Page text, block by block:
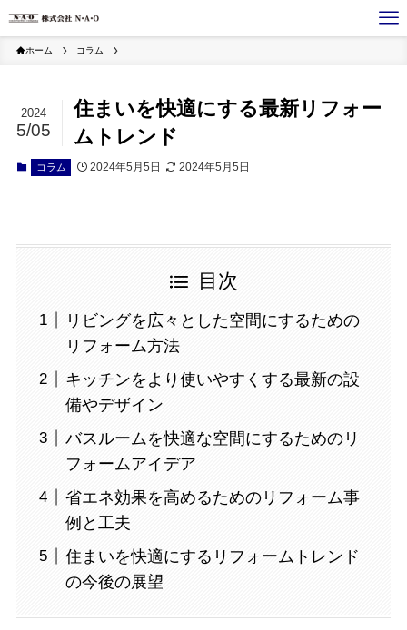
ホーム コラム
住まいを快適にする最新リフォー
ムトレンド
2024
5/05
コラム 2024年5月5日 2024年5月5日
目次
リビングを広々とした空間にするための
リフォーム方法
キッチンをより使いやすくする最新の設
備やデザイン
バスルームを快適な空間にするためのリ
フォームアイデア
省エネ効果を高めるためのリフォーム事
例と工夫
住まいを快適にするリフォームトレンド
の今後の展望